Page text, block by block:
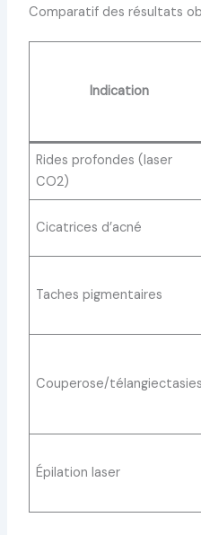
Comparatif des résultats
Indication
Rides profondes (laser
CO2)
Cicatrices d’acné
Taches pigmentaires
Couperose/télangiectasies
Épilation laser